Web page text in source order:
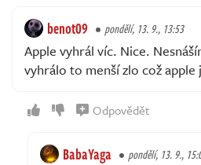
benot09 pondělí, 13. 9., 13:53
Apple vyhrál víc. Nice.
vyhrálo to menší zlo což apple
Odpovědět
BabaYaga pondělí, 13. 9.,